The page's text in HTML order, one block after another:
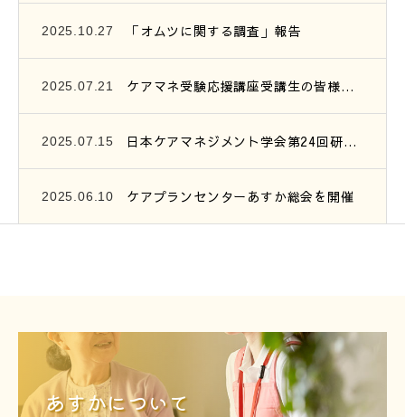
2025.10.27 「オムツに関する調査」報告
2025.07.21 ケアマネ受験応援講座受講生の皆様へ、連絡です。
2025.07.15 日本ケアマネジメント学会第24回研究大会参加報告
2025.06.10 ケアプランセンターあすか総会を開催
あすかについて